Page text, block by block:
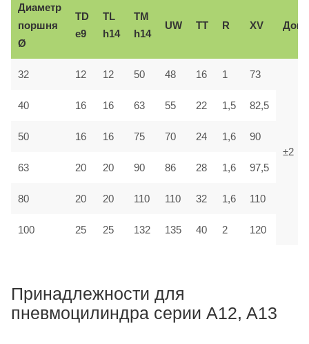
Диаметр
поршня
Ø
TD
e9
TL
h14
TM
h14
UW TT R XV Доп.
32 12 12 50 48 16 1 73
±2
40 16 16 63 55 22 1,5 82,5
50 16 16 75 70 24 1,6 90
63 20 20 90 86 28 1,6 97,5
80 20 20 110 110 32 1,6 110
100 25 25 132 135 40 2 120
Принадлежности для
пневмоцилиндра серии A12, A13